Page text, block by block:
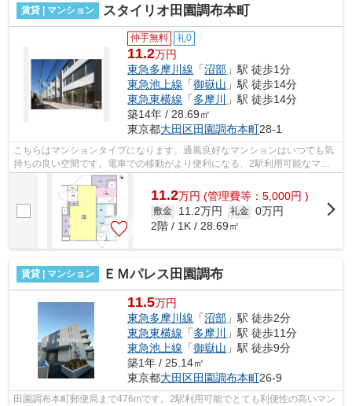
賃貸 | マンション スタイリオ田園調布本町
仲手無料 礼0
11.2万円
東急多摩川線 「沼部 」駅 徒歩1分
東急池上線 「御嶽山 」駅 徒歩14分
東急東横線 「多摩川
」駅 徒歩14分
築14年 / 28.69㎡
東京都大田区田園調布本町28-1
こちらはマンションタイプになります。通風良好なマンションはいつでも気
持ちの良い空間です。電車での移動がより便利になる、2駅利用可能なマン
ションです。徒歩1分で駅にアクセスで...
11.2万円 (管理費等：5,000円 )
敷金 11.2万円 礼金 0万円
2階 / 1K / 28.69㎡
賃貸 | マンション ＥＭパレス田園調布
11.5万円
東急多摩川線 「沼部 」駅 徒歩2分
東急東横線 「多摩川
」駅 徒歩11分
東急池上線 「御嶽山 」駅 徒歩9分
築1年 / 25.14㎡
東京都大田区田園調布本町26-9
田園調布本町郵便局まで476mです。2駅利用可能でとても利便性の高いマン